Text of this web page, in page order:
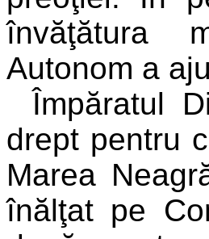
învăţătura
Autonom a
Împăratul
drept pentru
Marea
înălţat pe